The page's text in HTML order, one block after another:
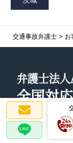
交通事故弁護士> お
弁護士法
全国対応
ご来所が難しい
法律相談が可能